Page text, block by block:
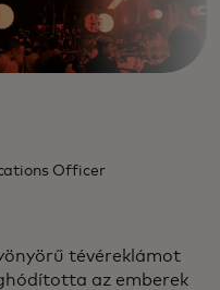
Officer
tévéreklámot
az emberek